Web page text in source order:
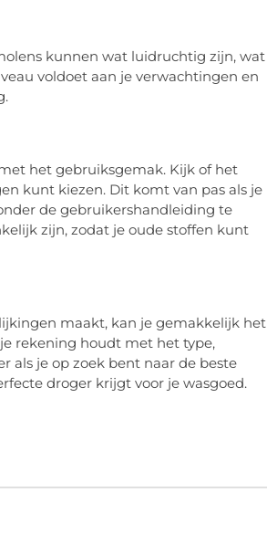
kunnen wat luidruchtig zijn, wat
voldoet aan je verwachtingen en
het gebruiksgemak. Kijk of het
kunt kiezen. Dit komt van pas als je
de gebruikershandleiding te
zijn, zodat je oude stoffen kunt
maakt, kan je gemakkelijk het
rekening houdt met het type,
als je op zoek bent naar de beste
droger krijgt voor je wasgoed.